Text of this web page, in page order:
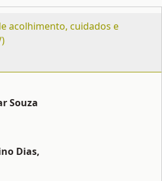
acolhimento, cuidados e
Souza
Dias,